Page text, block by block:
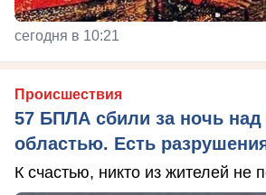
сегодня в 10:21
Происшествия
57 БПЛА сбили за ночь
областью. Есть
К счастью, никто из жителей не